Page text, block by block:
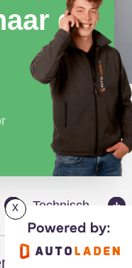
de
Technisch
met mijn
x